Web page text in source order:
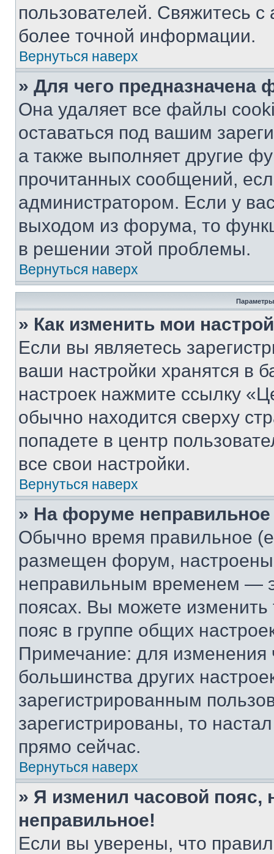
пользователей. Свяжитесь
более точной информации.
Вернуться наверх
» Для чего предназначена
Она удаляет все файлы
оставаться под вашим
а также выполняет другие
прочитанных сообщений,
администратором. Если у
выходом из форума, то
в решении этой проблемы.
Вернуться наверх
Параметры
» Как изменить мои
Если вы являетесь
ваши настройки хранятся в
настроек нажмите ссылку
обычно находится сверху
попадете в центр
все свои настройки.
Вернуться наверх
» На форуме
Обычно время правильное
размещен форум, настроены
неправильным временем —
поясах. Вы можете изменить
пояс в группе общих
Примечание: для изменения
большинства других
зарегистрированным
зарегистрированы, то
прямо сейчас.
Вернуться наверх
» Я изменил часовой пояс,
неправильное!
Если вы уверены, что